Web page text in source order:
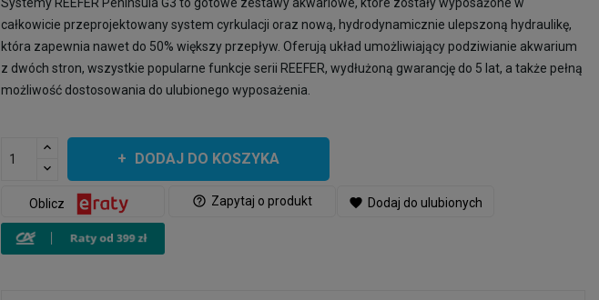
Systemy REEFER Peninsula G3 to gotowe zestawy akwariowe, które zostały wyposażone w
całkowicie przeprojektowany system cyrkulacji oraz nową, hydrodynamicznie ulepszoną hydraulikę,
która zapewnia nawet do 50% większy przepływ. Oferują układ umożliwiający podziwianie akwarium
z dwóch stron, wszystkie popularne funkcje serii REEFER, wydłużoną gwarancję do 5 lat, a także pełną
możliwość dostosowania do ulubionego wyposażenia.
DODAJ DO KOSZYKA
help_outline Zapytaj o produkt
Oblicz favorite Dodaj do ulubionych